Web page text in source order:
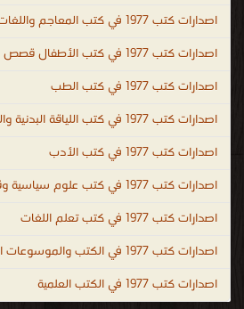
اصدارات كتب 1977 في كتب المعاجم واللغات
اصدارات كتب 1977 في كتب الأطفال قصص ومجلات
اصدارات كتب 1977 في كتب الطب
اصدارات كتب 1977 في كتب اللياقة البدنية والصحة العامة
اصدارات كتب 1977 في كتب الأدب
اصدارات كتب 1977 في كتب علوم سياسية وقانونية
اصدارات كتب 1977 في كتب تعلم اللغات
اصدارات كتب 1977 في الكتب والموسوعات العامة
اصدارات كتب 1977 في الكتب العلمية